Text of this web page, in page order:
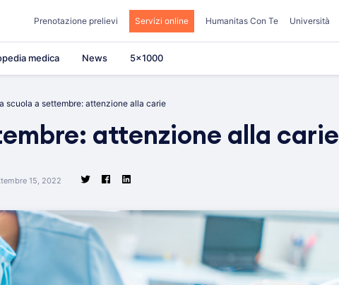
Prenotazione prelievi Servizi online Humanitas Con Te Università
medica News 5×1000
scuola a settembre: attenzione alla carie
attenzione alla carie
15, 2022